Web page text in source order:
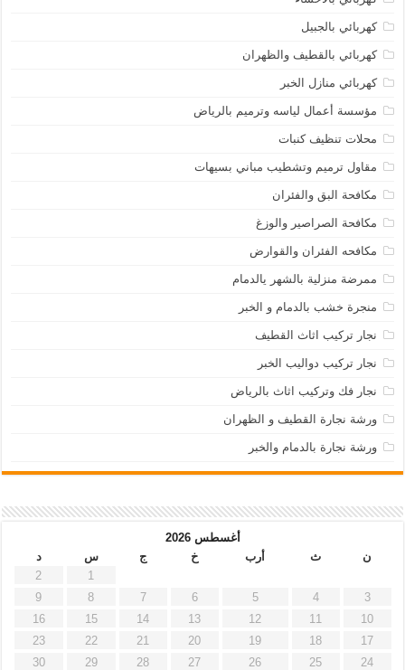
كهربائي بالجبيل
كهربائي بالقطيف والظهران
كهربائي منازل الخبر
مؤسسة أعمال لياسه وترميم بالرياض
محلات تنظيف كنبات
مقاول ترميم وتشطيب مباني بسيهات
مكافحة البق والفئران
مكافحة الصراصير والوزغ
مكافحه الفئران والقوارض
ممرضة منزلية بالشهر يالدمام
منجرة خشب بالدمام و الخبر
نجار تركيب اثاث القطيف
نجار تركيب دواليب الخبر
نجار فك وتركيب اثاث بالرياض
ورشة نجارة القطيف و الظهران
ورشة نجارة بالدمام والخبر
أغسطس 2026
ن
ث أرب خ ج س
د
1
2
3
4
5
6
7
8
9
10
11
12
13
14
15
16
17
18
19
20
21
22
23
24
25
26
27
28
29
30